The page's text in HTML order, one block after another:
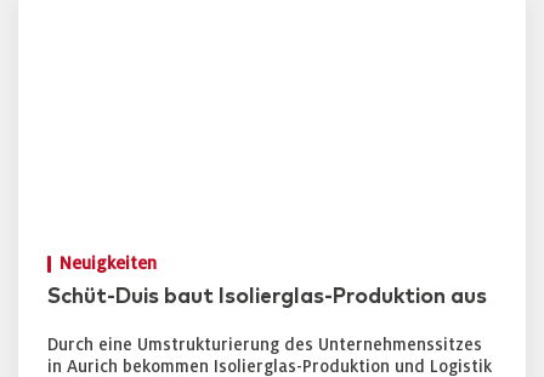
Neuigkeiten
Schüt-Duis baut Isolierglas-Produktion aus
Durch eine Umstrukturierung des Unternehmenssitzes
in Aurich bekommen Isolierglas-Produktion und Logistik